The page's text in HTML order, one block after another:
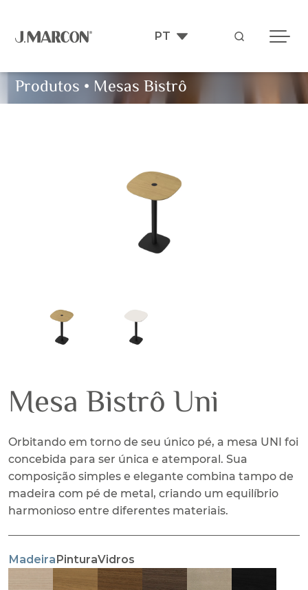
Produtos • Mesas Bistrô
Mesa Bistrô Uni
Orbitando em torno de seu único pé, a mesa UNI foi
concebida para ser única e atemporal. Sua
composição simples e elegante combina tampo de
madeira com pé de metal, criando um equilíbrio
harmonioso entre diferentes materiais.
MadeiraPinturaVidros